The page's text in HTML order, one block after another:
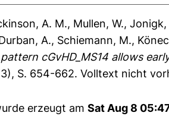
A. M., Mullen, W.,Jonigk,
A., Schiemann, M.,
cGvHD_MS14 allows
S. 654-662.Volltext nicht
erzeugt am Sat Aug 8